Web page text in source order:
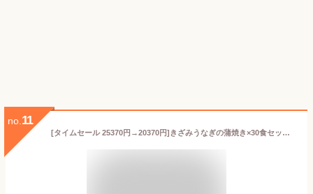
no. 11
[タイムセール 25370円→20370円]きざみうなぎの蒲焼き×30食セット送料無料 ウナギ 鰻 蒲焼き 蒲焼 国産 国内産 夏の土用丑 土用の丑の日 冷凍食品 ひつまぶし ちらし寿司 キャンプ[お家で簡単ひつまぶし]